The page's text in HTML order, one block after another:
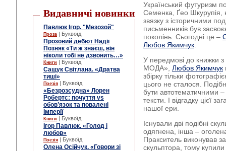
Видавничі новинки
Павлюк Ігор. "Мезозой"
Проза | Буквоїд
Прозовий дебют Надії
Позняк «Ти ж знаєш, він
ніколи тобі не дзвонить…»
Книги | Буквоїд
Сащук Світлана. «Дратва
тиші»
Поезія | Буквоїд
«Безрозсудна» Лорен
Робертс: почуття vs
обов’язок та повалені
імперії
Книги | Буквоїд
Ігор Павлюк. «Голод і
любов»
Поезія | Буквоїд
Олена Осійчук. «Говори зі
Український футуризм
Семенка, Ґео Шкурупія,
звязку з історичними
письменників був
поколінь. Сьогодні це –
Любов Якимчук
У передмові до книжки
МОДА», Любов Якимчук
збірку тільки
цього не сталося.
бути автотематичними –
тексти. І відгадку цієї
нашої ери.
Існували дві подібні
одягнена, інша –
Пракситель виконував
скульптора, тому